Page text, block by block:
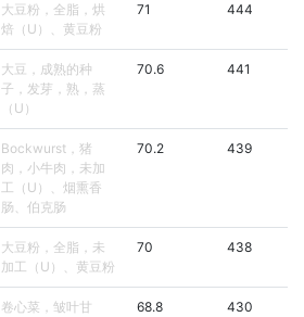
大豆粉，全脂，烘
焙（U）、黄豆粉
71 444
大豆，成熟的种
子，发芽，熟，蒸
（U）
70.6 441
Bockwurst，猪
肉，小牛肉，未加
工（U）、烟熏香
肠、伯克肠
70.2 439
大豆粉，全脂，未
加工（U）、黄豆粉
70 438
卷心菜，皱叶甘
68.8 430